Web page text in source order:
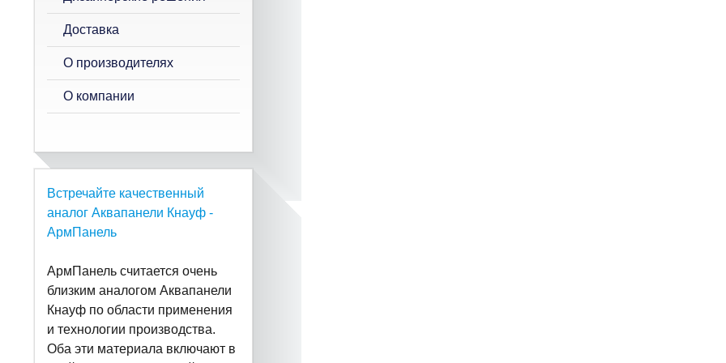
Доставка
О производителях
О компании
Встречайте качественный
аналог Аквапанели Кнауф -
АрмПанель
АрмПанель считается очень
близким аналогом Аквапанели
Кнауф по области применения
и технологии производства.
Оба эти материала включают в